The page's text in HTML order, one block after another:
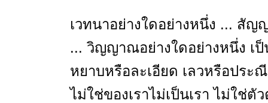
เวทนาอย่างใดอย่างหนึ่ง ... สัญ
... วิญญาณอย่างใดอย่างหนึ่ง เ
หยาบหรือละเอียด เลวหรือปร
ไม่ใช่ของเราไม่เป็นเรา ไม่ใช่ตั